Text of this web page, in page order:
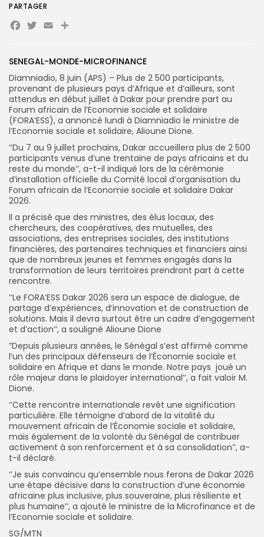
for:
FR
SENEGAL-MONDE-MICROFINANCE
Diamniadio, 8 juin (APS) – Plus de 2 500 participants,
provenant de plusieurs pays d’Afrique et d’ailleurs, sont
attendus en début juillet à Dakar pour prendre part au
Forum africain de l’Economie sociale et solidaire
(FORA’ESS), a annoncé lundi à Diamniadio le ministre de
l’Economie sociale et solidaire, Alioune Dione.
‘’Du 7 au 9 juillet prochains, Dakar accueillera plus de 2 500
participants venus d’une trentaine de pays africains et du
reste du monde’’, a-t-il indiqué lors de la cérémonie
d’installation officielle du Comité local d’organisation du
Forum africain de l’Economie sociale et solidaire Dakar
2026.
Il a précisé que des ministres, des élus locaux, des
chercheurs, des coopératives, des mutuelles, des
associations, des entreprises sociales, des institutions
financières, des partenaires techniques et financiers ainsi
que de nombreux jeunes et femmes engagés dans la
transformation de leurs territoires prendront part à cette
rencontre.
‘’Le FORA’ESS Dakar 2026 sera un espace de dialogue, de
partage d’expériences, d’innovation et de construction de
solutions. Mais il devra surtout être un cadre d’engagement
et d’action’’, a souligné Alioune Dione
”Depuis plusieurs années, le Sénégal s’est affirmé comme
l’un des principaux défenseurs de l’Économie sociale et
solidaire en Afrique et dans le monde. Notre pays joué un
rôle majeur dans le plaidoyer international’’, a fait valoir M.
Dione.
‘’Cette rencontre internationale revêt une signification
particulière. Elle témoigne d’abord de la vitalité du
mouvement africain de l’Économie sociale et solidaire,
mais également de la volonté du Sénégal de contribuer
activement à son renforcement et à sa consolidation’’, a-
t-il déclaré.
‘’Je suis convaincu qu’ensemble nous ferons de Dakar 2026
une étape décisive dans la construction d’une économie
africaine plus inclusive, plus souveraine, plus résiliente et
plus humaine’’, a ajouté le ministre de la Microfinance et de
l’Economie sociale et solidaire.
SG/MTN
PARTAGER
Facebook
Twitter
EmailPartager